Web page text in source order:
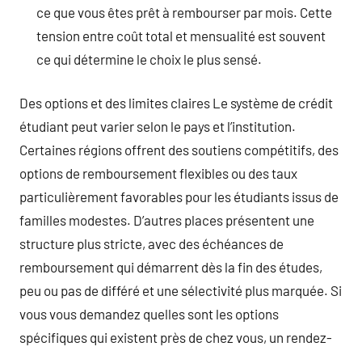
ce que vous êtes prêt à rembourser par mois. Cette
tension entre coût total et mensualité est souvent
ce qui détermine le choix le plus sensé.
Des options et des limites claires Le système de crédit
étudiant peut varier selon le pays et l’institution.
Certaines régions offrent des soutiens compétitifs, des
options de remboursement flexibles ou des taux
particulièrement favorables pour les étudiants issus de
familles modestes. D’autres places présentent une
structure plus stricte, avec des échéances de
remboursement qui démarrent dès la fin des études,
peu ou pas de différé et une sélectivité plus marquée. Si
vous vous demandez quelles sont les options
spécifiques qui existent près de chez vous, un rendez-